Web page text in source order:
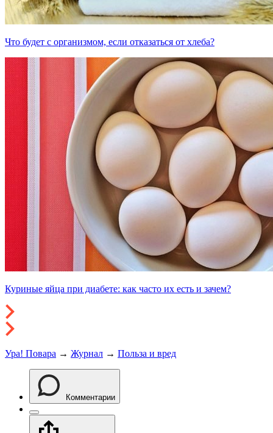
Что будет с организмом, если отказаться от хлеба?
Куриные яйца при диабете: как часто их есть и зачем?
Ура! Повара → Журнал → Польза и вред
Комментарии